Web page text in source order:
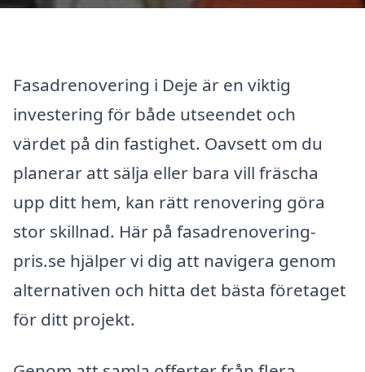
Fasadrenovering i Deje är en viktig
investering för både utseendet och
värdet på din fastighet. Oavsett om du
planerar att sälja eller bara vill fräscha
upp ditt hem, kan rätt renovering göra
stor skillnad. Här på fasadrenovering-
pris.se hjälper vi dig att navigera genom
alternativen och hitta det bästa företaget
för ditt projekt.